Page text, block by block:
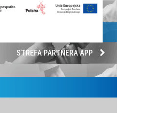
STREFA PARTNERA APP